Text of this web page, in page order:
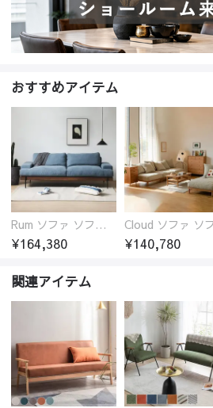
おすすめアイテム
Rum ソファ ソファー おしゃれ 1人掛け～4人掛け ウォールナットorオーク材フレーム 西海岸風 肘掛
¥164,380
¥140,780
関連アイテム